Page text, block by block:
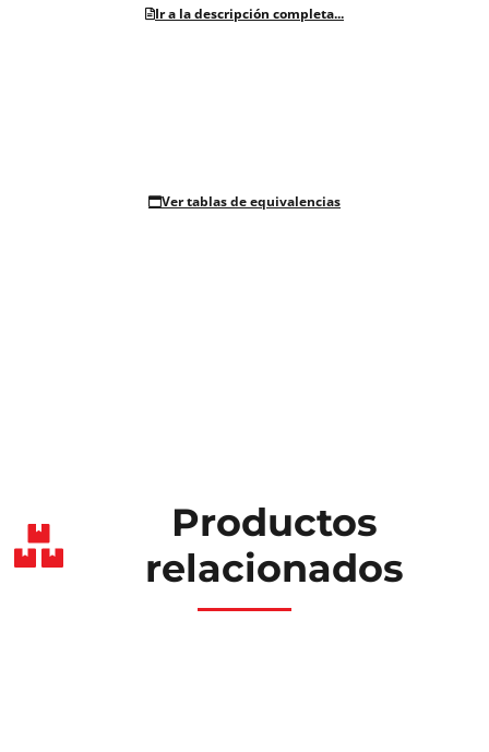
Ir a la descripción completa...
Ver tablas de equivalencias
Productos
relacionados